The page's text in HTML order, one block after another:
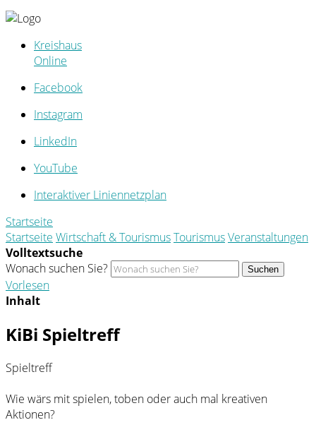
Kreishaus
Online
Facebook
Instagram
LinkedIn
YouTube
Interaktiver Liniennetzplan
Startseite
Startseite Wirtschaft & TourismusTourismusVeranstaltungen
Volltextsuche
Wonach suchen Sie?
Suchen
Vorlesen
Inhalt
KiBi Spieltreff
Spieltreff
Wie wärs mit spielen, toben oder auch mal kreativen
Aktionen?